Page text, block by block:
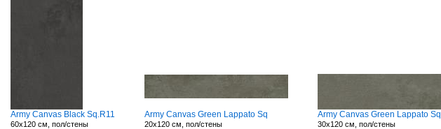
Army Canvas Black Sq.R11
60x120 см, пол/стены
Army Canvas Green Lappato Sq
20x120 см, пол/стены
Army Canvas Green Lappato Sq
30x120 см, пол/стены